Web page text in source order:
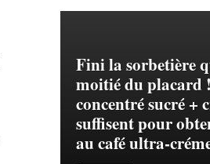
Fini la sorbetière
moitié du placard
concentré sucré +
suffisent pour
au café ultra-